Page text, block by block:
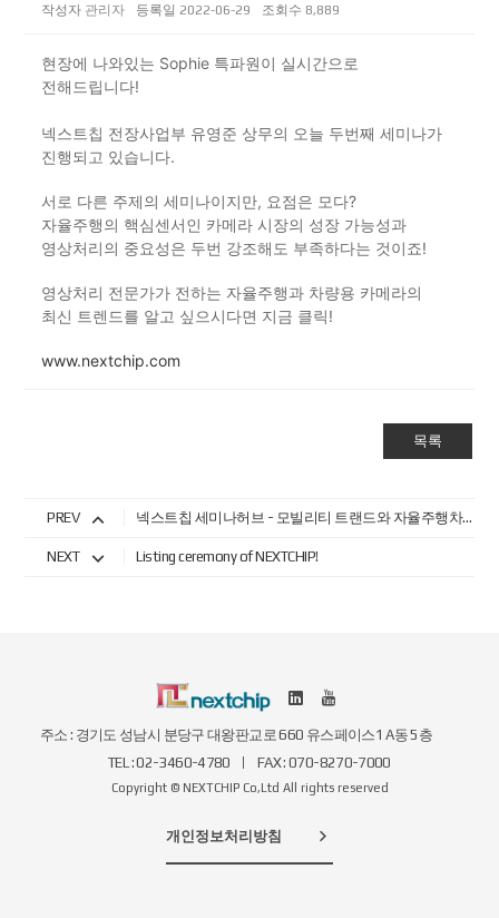
작성자 관리자 등록일 2022-06-29 조회수 8,889
현장에 나와있는 Sophie 특파원이 실시간으로
전해드립니다!
넥스트칩 전장사업부 유영준 상무의 오늘 두번째 세미나가
진행되고 있습니다.
서로 다른 주제의 세미나이지만, 요점은 모다?
자율주행의 핵심센서인 카메라 시장의 성장 가능성과
영상처리의 중요성은 두번 강조해도 부족하다는 것이죠!
영상처리 전문가가 전하는 자율주행과 차량용 카메라의
최신 트렌드를 알고 싶으시다면 지금 클릭!
www.nextchip.com
목록
PREV 넥스트칩 세미나허브 - 모빌리티 트랜드와 자율주행차 기술 및 이슈 세미나 참석!
NEXT Listing ceremony of NEXTCHIP!
주소 : 경기도 성남시 분당구 대왕판교로 660 유스페이스1 A동 5층
TEL : 02-3460-4780
FAX : 070-8270-7000
Copyright © NEXTCHIP Co,Ltd All rights reserved
개인정보처리방침